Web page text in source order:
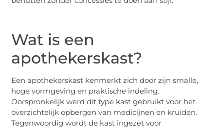
Wat is een
apothekerskast?
Een apothekerskast kenmerkt zich door zijn smalle,
hoge vormgeving en praktische indeling.
Oorspronkelijk werd dit type kast gebruikt voor het
overzichtelijk opbergen van medicijnen en kruiden.
Tegenwoordig wordt de kast ingezet voor